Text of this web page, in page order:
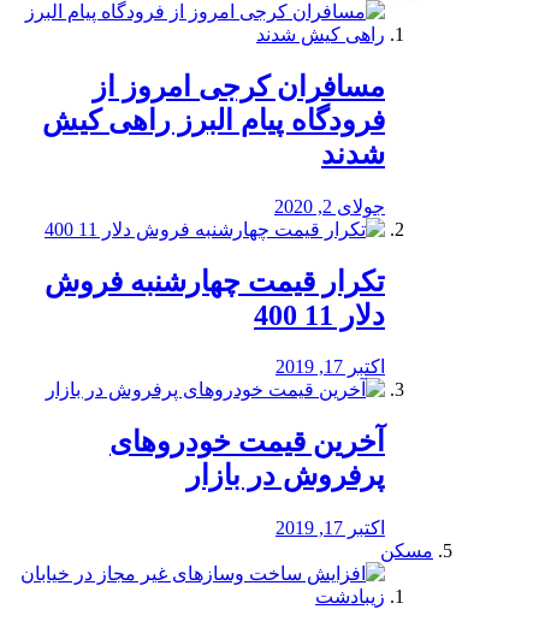
مسافران کرجی امروز از
فرودگاه پیام البرز راهی کیش
شدند
جولای 2, 2020
تکرار قیمت چهارشنبه فروش
دلار 11 400
اکتبر 17, 2019
آخرین قیمت خودرو‌های
پرفروش در بازار
اکتبر 17, 2019
مسکن